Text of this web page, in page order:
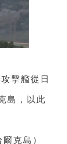
擊艦從日
島，以此
克島）